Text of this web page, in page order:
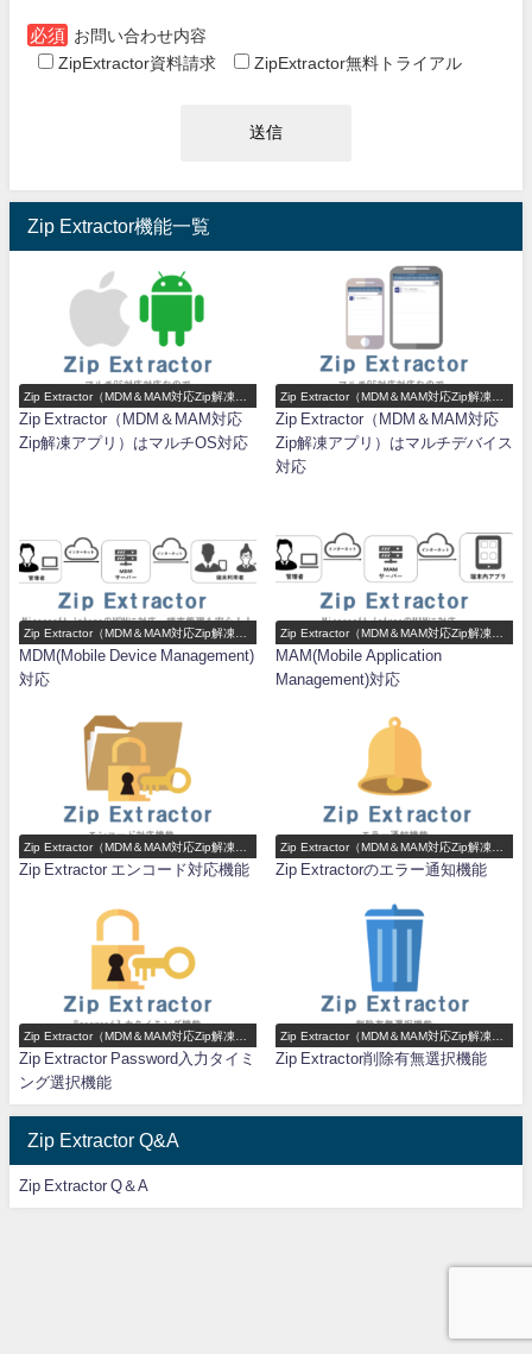
必須 お問い合わせ内容
ZipExtractor資料請求
ZipExtractor無料トライアル
Zip Extractor機能一覧
Zip Extractor（MDM＆MAM対応Zip解凍ア
プリ）機能一覧
Zip Extractor（MDM＆MAM対応
Zip解凍アプリ）はマルチOS対応
Zip Extractor（MDM＆MAM対応Zip解凍ア
プリ）機能一覧
Zip Extractor（MDM＆MAM対応
Zip解凍アプリ）はマルチデバイス
対応
Zip Extractor（MDM＆MAM対応Zip解凍ア
プリ）機能一覧
MDM(Mobile Device Management)
対応
Zip Extractor（MDM＆MAM対応Zip解凍ア
プリ）機能一覧
MAM(Mobile Application
Management)対応
Zip Extractor（MDM＆MAM対応Zip解凍ア
プリ）機能一覧
Zip Extractor エンコード対応機能
Zip Extractor（MDM＆MAM対応Zip解凍ア
プリ）機能一覧
Zip Extractorのエラー通知機能
Zip Extractor（MDM＆MAM対応Zip解凍ア
プリ）機能一覧
Zip Extractor Password入力タイミ
ング選択機能
Zip Extractor（MDM＆MAM対応Zip解凍ア
プリ）機能一覧
Zip Extractor削除有無選択機能
Zip Extractor Q&A
Zip Extractor Q＆A